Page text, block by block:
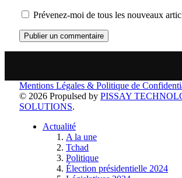
Prévenez-moi de tous les nouveaux
Mentions Légales & Politique de
© 2026 Propulsed by PISSAY
SOLUTIONS.
Actualité
A la une
Tchad
Politique
Élection présidentielle 2024